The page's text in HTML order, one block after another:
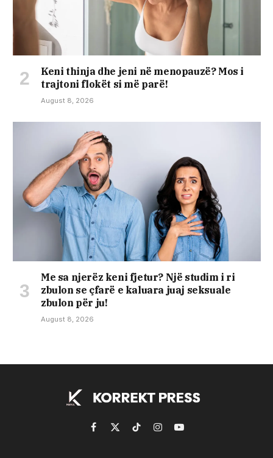
Keni thinja dhe jeni në menopauzë? Mos i
trajtoni flokët si më parë!
August 8, 2026
Me sa njerëz keni fjetur? Një studim i ri
zbulon se çfarë e kaluara juaj seksuale
zbulon për ju!
August 8, 2026
Facebook
X
TikTokInstagramYouTube